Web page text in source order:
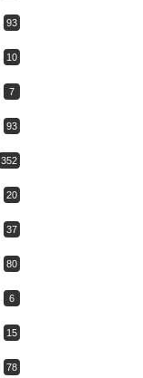
93
10
7
93
352
20
37
80
6
15
78